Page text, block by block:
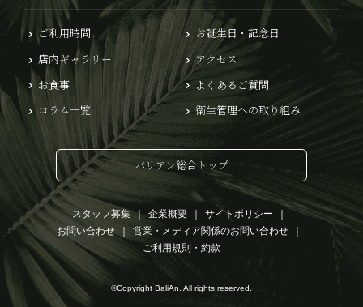
ご利用時間
店内ギャラリー
お食事
コラム一覧
お誕生日・記念日
アクセス
よくあるご質問
衛生管理への取り組み
バリアン総合トップ
スタッフ募集 企業概要
サイトポリシー
お問い合わせ
営業・メディア関係のお問い合わせ
ご利用規則・約款
©Copyright BaliAn. All rights reserved.